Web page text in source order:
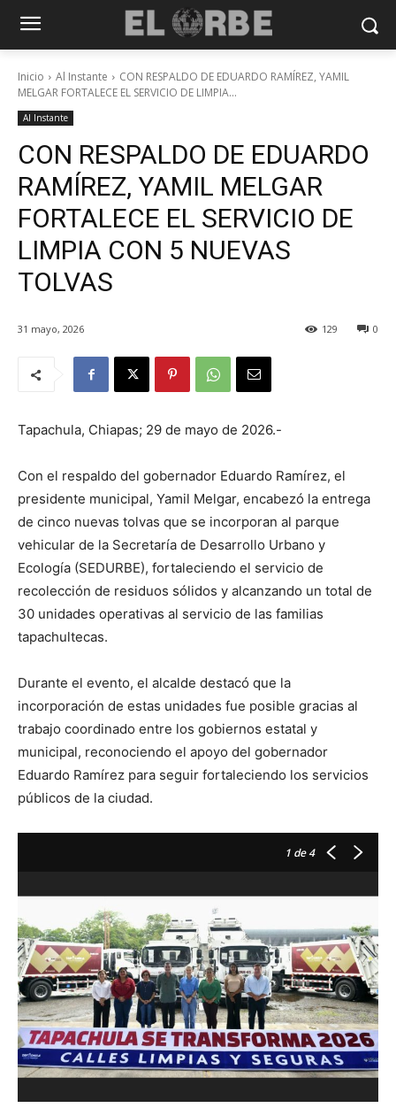
Inicio Al Instante
CON RESPALDO DE EDUARDO RAMÍREZ, YAMIL
MELGAR FORTALECE EL SERVICIO DE LIMPIA...
Al Instante
CON RESPALDO DE EDUARDO
RAMÍREZ, YAMIL MELGAR
FORTALECE EL SERVICIO DE
LIMPIA CON 5 NUEVAS
TOLVAS
31 mayo, 2026 0
129
Tapachula, Chiapas; 29 de mayo de 2026.-
Con el respaldo del gobernador Eduardo Ramírez, el
presidente municipal, Yamil Melgar, encabezó la entrega
de cinco nuevas tolvas que se incorporan al parque
vehicular de la Secretaría de Desarrollo Urbano y
Ecología (SEDURBE), fortaleciendo el servicio de
recolección de residuos sólidos y alcanzando un total de
30 unidades operativas al servicio de las familias
tapachultecas.
Durante el evento, el alcalde destacó que la
incorporación de estas unidades fue posible gracias al
trabajo coordinado entre los gobiernos estatal y
municipal, reconociendo el apoyo del gobernador
Eduardo Ramírez para seguir fortaleciendo los servicios
públicos de la ciudad.
1 de 4